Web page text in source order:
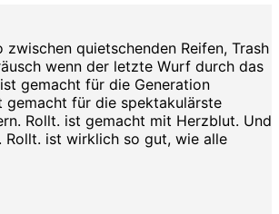
quietschenden Reifen, Trash
wenn der letzte Wurf durch das
gemacht für die Generation
gemacht für die spektakulärste
Rollt. ist gemacht mit Herzblut. Und
Rollt. ist wirklich so gut, wie alle